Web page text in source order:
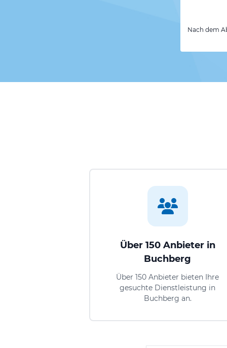
Nach dem
Über 150 Anbieter in
Buchberg
Über 150 Anbieter bieten Ihre
gesuchte Dienstleistung in
Buchberg an.